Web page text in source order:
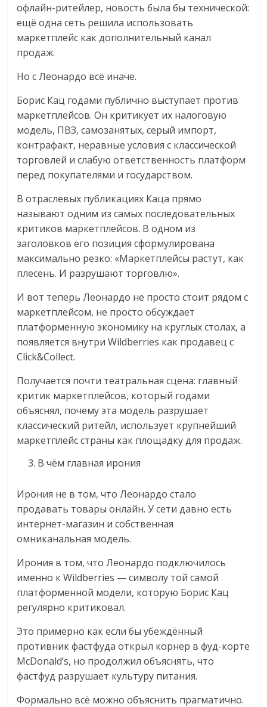
офлайн-ритейлер, новость была бы технической:
ещё одна сеть решила использовать
маркетплейс как дополнительный канал
продаж.
Но с Леонардо всё иначе.
Борис Кац годами публично выступает против
маркетплейсов. Он критикует их налоговую
модель, ПВЗ, самозанятых, серый импорт,
контрафакт, неравные условия с классической
торговлей и слабую ответственность платформ
перед покупателями и государством.
В отраслевых публикациях Каца прямо
называют одним из самых последовательных
критиков маркетплейсов. В одном из
заголовков его позиция сформулирована
максимально резко: «Маркетплейсы растут, как
плесень. И разрушают торговлю».
И вот теперь Леонардо не просто стоит рядом с
маркетплейсом, не просто обсуждает
платформенную экономику на круглых столах, а
появляется внутри Wildberries как продавец с
Click&Collect.
Получается почти театральная сцена: главный
критик маркетплейсов, который годами
объяснял, почему эта модель разрушает
классический ритейл, использует крупнейший
маркетплейс страны как площадку для продаж.
В чём главная ирония
Ирония не в том, что Леонардо стало
продавать товары онлайн. У сети давно есть
интернет-магазин и собственная
омниканальная модель.
Ирония в том, что Леонардо подключилось
именно к Wildberries — символу той самой
платформенной модели, которую Борис Кац
регулярно критиковал.
Это примерно как если бы убеждённый
противник фастфуда открыл корнер в фуд-корте
McDonald’s, но продолжил объяснять, что
фастфуд разрушает культуру питания.
Формально всё можно объяснить прагматично.